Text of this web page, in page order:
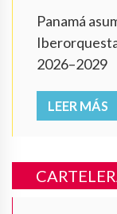
Panamá
2026–2029
LEER MÁS